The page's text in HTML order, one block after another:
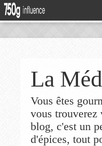
La
Vous êtes
vous trouverez
blog, c'est un
d'épices, tout